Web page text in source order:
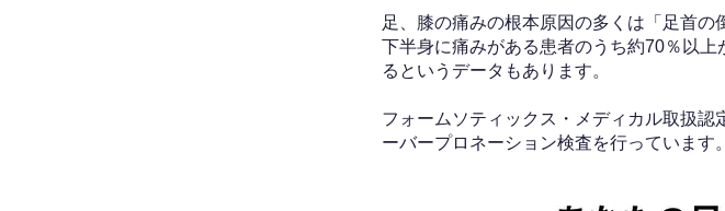
足、膝の痛みの根本原因の多くは「足首の
下半身に痛みがある患者のうち約70％以
るというデータもあります。
フォームソティックス・メディカル取扱
ーバープロネーション検査を行っています